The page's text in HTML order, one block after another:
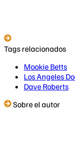
Tags relacionados
Mookie Betts
Los Angeles
Dave Roberts
Sobre el autor